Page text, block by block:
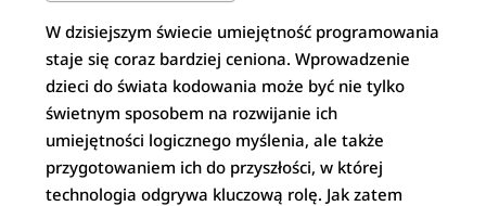
W dzisiejszym świecie umiejętność programowania
staje się coraz bardziej ceniona. Wprowadzenie
dzieci do świata kodowania może być nie tylko
świetnym sposobem na rozwijanie ich
umiejętności logicznego myślenia, ale także
przygotowaniem ich do przyszłości, w której
technologia odgrywa kluczową rolę. Jak zatem